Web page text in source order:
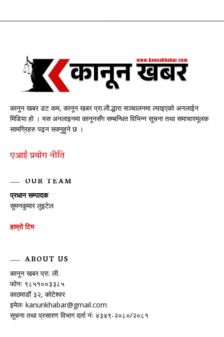
कानून खबर डट कम, कानून खबर प्रा.ली.द्धारा सञ्चालनमा ल्याइएको अनलाईन
मिडिया हो । यस अनलाइनमा कानूनसँग सम्बन्धित विभिन्न सूचना तथा समाचारमूलक
सामग्रिहरु पढ्न सक्नुहुने छ ।
एआई प्रयाेग नीति
OUR TEAM
प्रधान सम्पादक
सुमनकुमार लुइटेल
हाम्रो टिम
ABOUT US
कानून खबर प्रा. ली.
फोनः ९८५१००३३८५
काठमाडौं ३२, कोटेश्वर
इमेलः kanunkhabar@gmail.com
सूचना तथा प्रसारण विभाग दर्ता नंः ४३४९-२०८०/२०८१